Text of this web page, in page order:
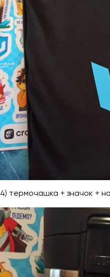
4) термочашка + значок +